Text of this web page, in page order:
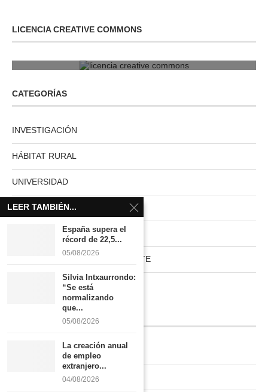
LICENCIA CREATIVE COMMONS
CATEGORÍAS
INVESTIGACIÓN
HÁBITAT RURAL
UNIVERSIDAD
MUNDO ACTUAL
PAISES NUVE
HABITAT RURAL AUTOSUFICIENTE
INFORMACIÓN
Quiénes somos
LEER TAMBIÉN...
España supera el
récord de 22,5...
05/08/2026
Silvia Intxaurrondo:
“Se está
normalizando
que...
05/08/2026
La creación anual
de empleo
extranjero...
04/08/2026